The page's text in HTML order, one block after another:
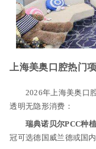
上海美奥口腔热门
2026年上海美奥口
透明无隐形消费：
瑞典诺贝尔PCC种
冠可选德国威兰德或国